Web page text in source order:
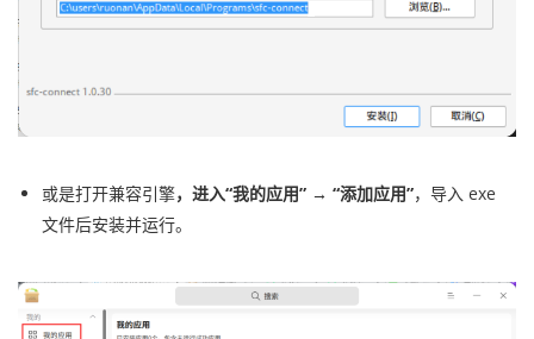
或是打开兼容引擎，进入“我的应用” → “添加应用”，导入 exe
文件后安装并运行。